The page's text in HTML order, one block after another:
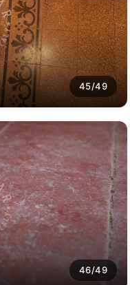
45/49
46/49